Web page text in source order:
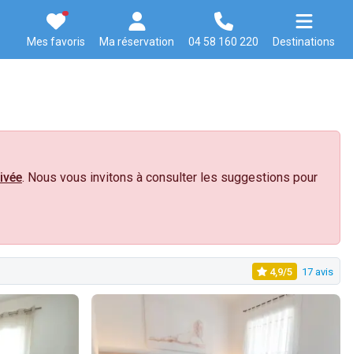
Mes favoris Ma réservation 04 58 160 220 Destinations
. Nous vous invitons à consulter les suggestions pour
4,9/5 17 avis